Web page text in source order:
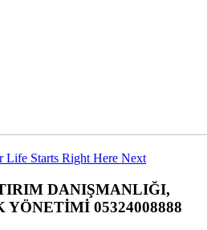
Life Starts Right Here Next
DANIŞMANLIĞI,
05324008888